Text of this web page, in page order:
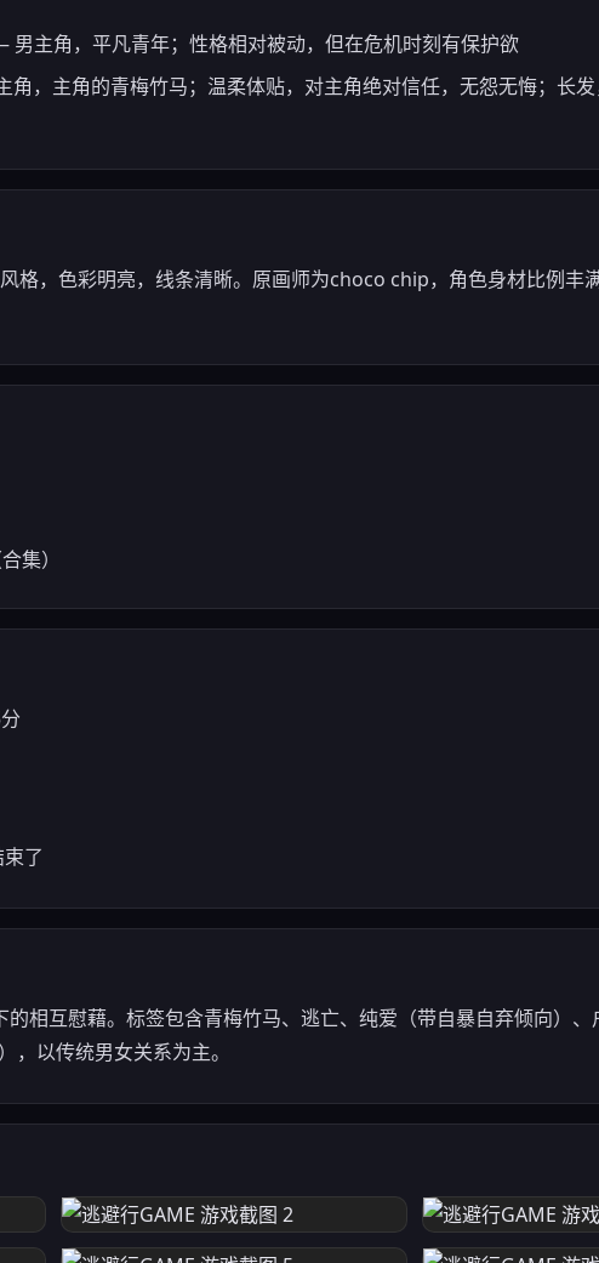
主角，平凡青年；性格相对被动，但在危机时刻有保护欲
，主角的青梅竹马；温柔体贴，对主角绝对信任，无怨无悔；长
格，色彩明亮，线条清晰。原画师为choco chip，角色身材比例丰
集）
了
相互慰藉。标签包含青梅竹马、逃亡、纯爱（带自暴自弃倾向）
以传统男女关系为主。